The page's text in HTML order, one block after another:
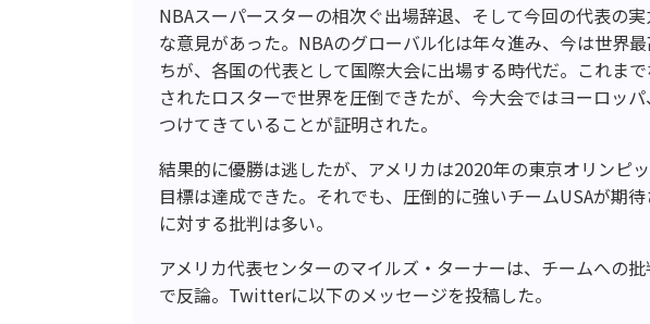
NBAスーパースターの相次ぐ出場辞退、そして今回の代表の
な意見があった。NBAのグローバル化は年々進み、今は世界
ちが、各国の代表として国際大会に出場する時代だ。これま
されたロスターで世界を圧倒できたが、今大会ではヨーロッ
つけてきていることが証明された。
結果的に優勝は逃したが、アメリカは2020年の東京オリンピ
目標は達成できた。それでも、圧倒的に強いチームUSAが期
に対する批判は多い。
アメリカ代表センターのマイルズ・ターナーは、チームへの
で反論。Twitterに以下のメッセージを投稿した。